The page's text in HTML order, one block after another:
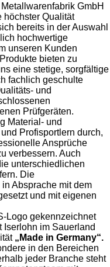
GmbH
höchster Qualität
bereits in der Auswahl
hochwertige
unseren Kunden
bieten zu
eine stetige, sorgfältige
fachlich geschulte
und
Prüfgeräten.
Material- und
Profisportlern durch,
Ansprüche
verbessern. Auch
unterschiedlichen
Die
Absprache mit dem
und mit eigenen
Logo gekennzeichnet
Iserlohn im Sauerland
„Made in Germany“.
in den Bereichen
jeder Branche steht